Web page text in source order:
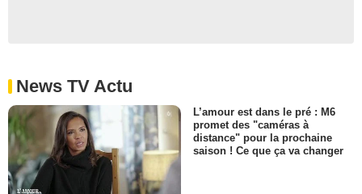
News TV Actu
L’amour est dans le pré : M6
promet des "caméras à
distance" pour la prochaine
saison ! Ce que ça va changer